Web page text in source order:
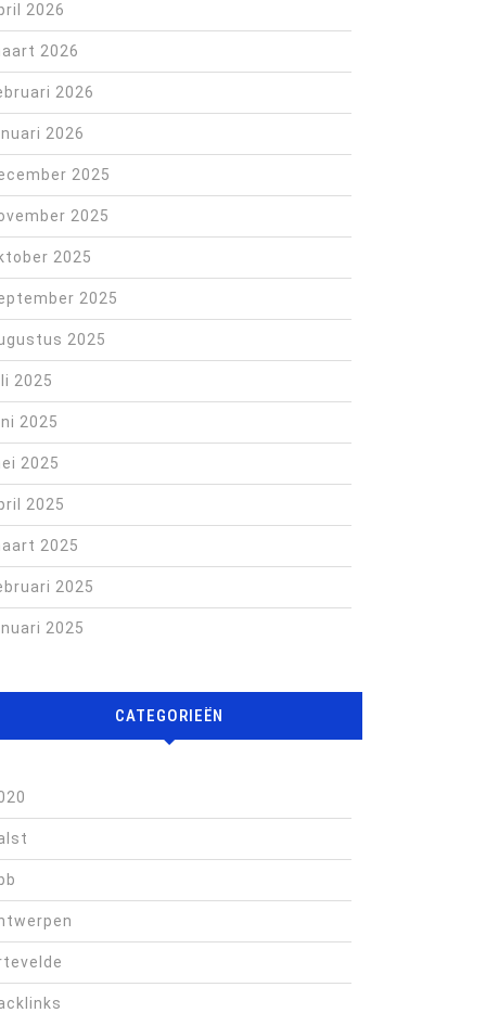
2026
2026
2026
2026
2025
2025
2025
2025
2025
2025
2025
2025
2025
2025
2025
2025
CATEGORIEËN